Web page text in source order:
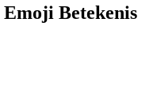
Emoji Betekenis